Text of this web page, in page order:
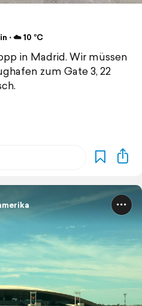
⋅ ☁️ 10 °C
in Madrid. Wir müssen
zum Gate 3, 22